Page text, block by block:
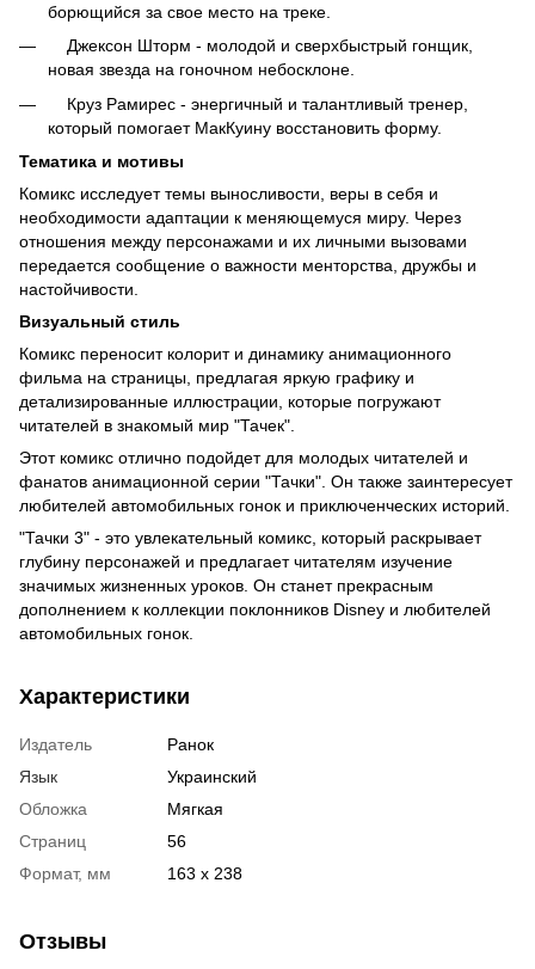
борющийся за свое место на треке.
Джексон Шторм - молодой и сверхбыстрый гонщик,
новая звезда на гоночном небосклоне.
Круз Рамирес - энергичный и талантливый тренер,
который помогает МакКуину восстановить форму.
Тематика и мотивы
Комикс исследует темы выносливости, веры в себя и
необходимости адаптации к меняющемуся миру. Через
отношения между персонажами и их личными вызовами
передается сообщение о важности менторства, дружбы и
настойчивости.
Визуальный стиль
Комикс переносит колорит и динамику анимационного
фильма на страницы, предлагая яркую графику и
детализированные иллюстрации, которые погружают
читателей в знакомый мир "Тачек".
Этот комикс отлично подойдет для молодых читателей и
фанатов анимационной серии "Тачки". Он также заинтересует
любителей автомобильных гонок и приключенческих историй.
"Тачки 3" - это увлекательный комикс, который раскрывает
глубину персонажей и предлагает читателям изучение
значимых жизненных уроков. Он станет прекрасным
дополнением к коллекции поклонников Disney и любителей
автомобильных гонок.
Характеристики
Издатель
Ранок
Язык
Украинский
Обложка
Мягкая
Страниц
56
Формат, мм
163 х 238
Отзывы